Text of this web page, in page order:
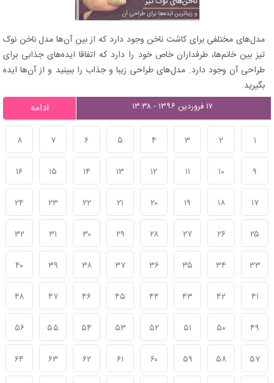
مدل‌های مختلفی برای کاشت ناخن وجود دارد که از بین آن‌ها مدل ناخن نوک
تیز بین خانم‌ها، طرفداران خاص خود را دارد که اتفاقا ایده‌های جذابی برای
طراحی آن وجود دارد. مدل‌های طراحی زیبا و جذاب را ببینید و از آن‌ها ایده
بگیرید.
۱۷ فروردین ۱۳۹۶ - ۱۳:۳۸ ادامه
۱ ۲ ۳ ۴ ۵ ۶ ۷ ۸
۹ ۱۰ ۱۱ ۱۲ ۱۳ ۱۴ ۱۵ ۱۶
۱۷ ۱۸ ۱۹ ۲۰ ۲۱ ۲۲ ۲۳ ۲۴
۲۵ ۲۶ ۲۷ ۲۸ ۲۹ ۳۰ ۳۱ ۳۲
۳۳ ۳۴ ۳۵ ۳۶ ۳۷ ۳۸ ۳۹ ۴۰
۴۱ ۴۲ ۴۳ ۴۴ ۴۵ ۴۶ ۴۷ ۴۸
۴۹ ۵۰ ۵۱ ۵۲ ۵۳ ۵۴ ۵۵ ۵۶
۵۷ ۵۸ ۵۹ ۶۰ ۶۱ ۶۲ ۶۳ ۶۴